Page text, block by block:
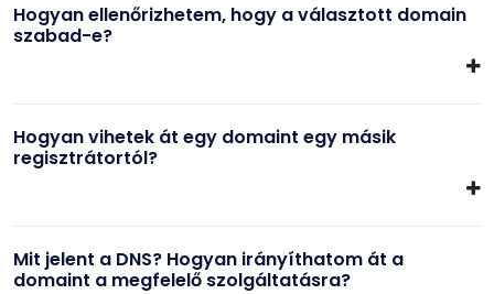
Hogyan ellenőrizhetem, hogy a választott domain
szabad-e?
Hogyan vihetek át egy domaint egy másik
regisztrátortól?
Mit jelent a DNS? Hogyan irányíthatom át a
domaint a megfelelő szolgáltatásra?